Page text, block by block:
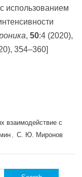
использованием
, 50:4 (2020),
354–360]
взаимодействие с
, С. Ю. Миронов